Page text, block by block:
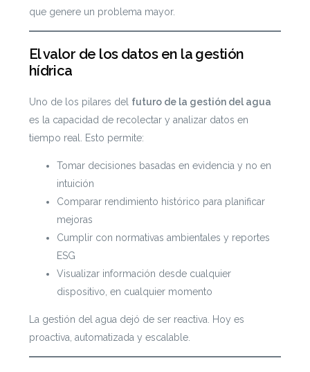
que genere un problema mayor.
El valor de los datos en la gestión
hídrica
Uno de los pilares del futuro de la gestión del agua
es la capacidad de recolectar y analizar datos en
tiempo real. Esto permite:
Tomar decisiones basadas en evidencia y no en
intuición
Comparar rendimiento histórico para planificar
mejoras
Cumplir con normativas ambientales y reportes
ESG
Visualizar información desde cualquier
dispositivo, en cualquier momento
La gestión del agua dejó de ser reactiva. Hoy es
proactiva, automatizada y escalable.